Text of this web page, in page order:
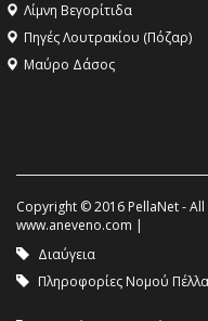
Λίμνη Βεγορίτιδα
Πηγές Λουτρακίου (Πόζαρ)
Μαύρο Δάσος
Copyright © 2016 PellaNet -
www.aneveno.com |
Διαύγεια
Πληροφορίες Νομού